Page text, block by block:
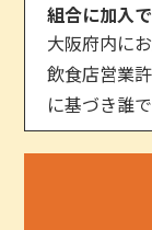
組合に加入
大阪府内に
飲食店営業
に基づき誰